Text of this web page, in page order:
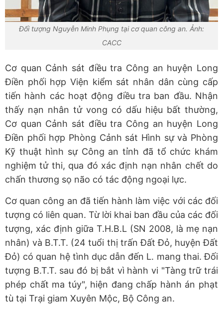
Đối tượng Nguyễn Minh Phụng tại cơ quan công an. Ảnh:
CACC
Cơ quan Cảnh sát điều tra Công an huyện Long
Điền phối hợp Viện kiểm sát nhân dân cùng cấp
tiến hành các hoạt động điều tra ban đầu. Nhận
thấy nạn nhân tử vong có dấu hiệu bất thường,
Cơ quan Cảnh sát điều tra Công an huyện Long
Điền phối hợp Phòng Cảnh sát Hình sự và Phòng
Kỹ thuật hình sự Công an tỉnh đã tổ chức khám
nghiệm tử thi, qua đó xác định nạn nhân chết do
chấn thương sọ não có tác động ngoại lực.
Cơ quan công an đã tiến hành làm việc với các đối
tượng có liên quan. Từ lời khai ban đầu của các đối
tượng, xác định giữa T.H.B.L (SN 2008, là mẹ nạn
nhân) và B.T.T. (24 tuổi thị trấn Đất Đỏ, huyện Đất
Đỏ) có quan hệ tình dục dẫn đến L. mang thai. Đối
tượng B.T.T. sau đó bị bắt vì hành vi "Tàng trữ trái
phép chất ma túy", hiện đang chấp hành án phạt
tù tại Trại giam Xuyên Mộc, Bộ Công an.